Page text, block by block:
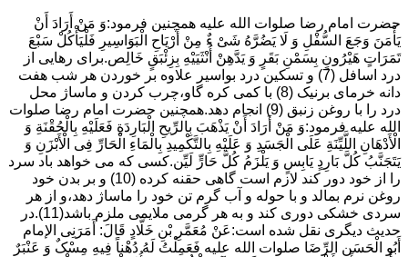
حضرت امام رضا صلوات الله علیه همچنین فرمود:وَ مَنْ أَرَادَ أَنْ
یَأْمَنَ وَجَعَ السُّفْلِ وَ لَا یَضُرَّهُ شَیْ ءٌ مِنْ أَرْیَاحِ الْبَوَاسِیرِ فَلْیَأْکُلْ سَبْعَ
تَمَرَاتٍ هَیْرُونٍ بِسَمْنِ بَقَرٍ وَ یَدَّهِنْ أُنْثَیَیْهِ بِزِئْبَقٍ خَالِص.برای رهایی از
درد اسافل (7) و تسکین درد بواسیر علاوه بر خوردن هر شب هفت
دانه خرمای برنیک (8) با کمی کره گاو،چرب کردن و ماساژ محل
درد را با روغن زنبق (9) انجام دهد.همچنین حضرت امام رضا صلوات
الله علیه فرمود:وَ مَنْ أَرَادَ أَنْ یَذْهَبَ بِالرِّیحِ الْبَارِدَةِ فَعَلَیْهِ بِالْحُقْنَةِ وَ
الْأَدْهَانِ اللَّیِّنَةِ عَلَى الْجَسَدِ وَ عَلَیْهِ بِالتَّکْمِیدِ بِالْمَاءِ الْحَارِّ فِی الْأَبْزَنِ وَ
یَتَجَنَّبُ کُلَّ بَارِدٍ یَابِسٍ وَ یَلْزَمُ کُلَّ حَارٍّ لَیِّن.کسی که می خواهد باد سرد
را از خود دور کند لازم است گاهی حقنه کرده (10) و بر بدن خود
روغن نرم بمالد و با حوله و آب گرم تن خود را ماساژ دهد،و از هر
سردی خشکی دوری کند و به هر گرمی ملایمی ملزم باشد(11).در
حدیث دیگری نقل شده است:عَنْ مُعَمَّرِ بْنِ خَلَّادٍ قَالَ: أَمَرَنِی الإمام
أَبُو الْحَسَنِ الرِّضَا صلوات الله علیه فَعَمِلْتُ لَهُ دُهْناً فِیهِ مِسْکٌ وَ عَنْبَرٌ